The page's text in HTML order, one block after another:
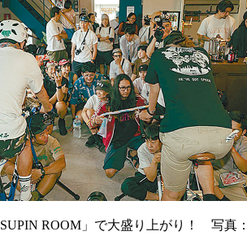
ROOM」で大盛り上がり！ 写真